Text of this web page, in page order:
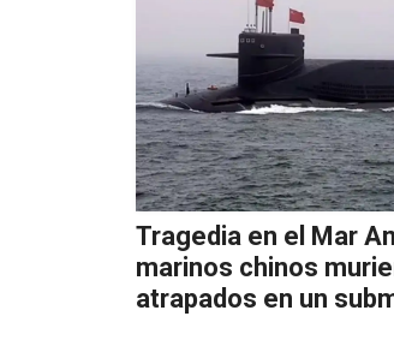
Tragedia en el Mar
marinos chinos
atrapados en un